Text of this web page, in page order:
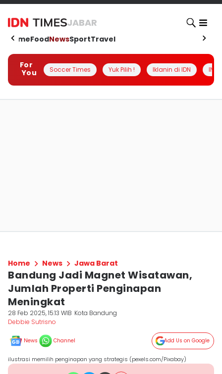
JABAR
HomeFoodNewsSportTravel
For
You
Soccer Times Yuk Pilih ! Iklanin di IDN
Home News Jawa Barat
Bandung Jadi Magnet Wisatawan,
Jumlah Properti Penginapan
Meningkat
28 Feb 2025, 15:13 WIB Kota Bandung
Debbie Sutrisno
News Channel Add Us on Google
ilustrasi memilih penginapan yang strategis (pexels.com/Pixabay)